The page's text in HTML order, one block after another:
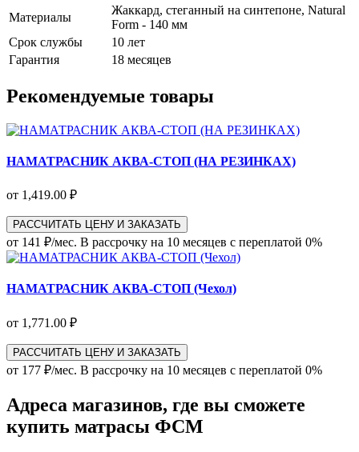
Материалы
Жаккард, стеганный на синтепоне, Natural
Form - 140 мм
Срок службы
10 лет
Гарантия
18 месяцев
Рекомендуемые товары
НАМАТРАСНИК АКВА-СТОП (НА РЕЗИНКАХ)
от 1,419.00 ₽
РАССЧИТАТЬ ЦЕНУ И ЗАКАЗАТЬ
от 141 ₽/мес. В рассрочку на 10 месяцев с переплатой 0%
НАМАТРАСНИК АКВА-СТОП (Чехол)
от 1,771.00 ₽
РАССЧИТАТЬ ЦЕНУ И ЗАКАЗАТЬ
от 177 ₽/мес. В рассрочку на 10 месяцев с переплатой 0%
Адреса магазинов, где вы сможете
купить матрасы ФСМ